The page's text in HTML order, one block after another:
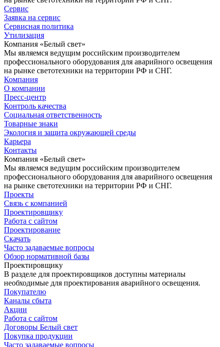
Сервис
Заявка на сервис
Сервисная политика
Утилизация
Компания «Белый свет»
Мы являемся ведущим российским производителем
профессионального оборудования для аварийного освещения
на рынке светотехники на территории РФ и СНГ.
Компания
О компании
Пресс-центр
Контроль качества
Социальная ответственность
Товарные знаки
Экология и защита окружающей среды
Карьера
Контакты
Компания «Белый свет»
Мы являемся ведущим российским производителем
профессионального оборудования для аварийного освещения
на рынке светотехники на территории РФ и СНГ.
Проекты
Связь с компанией
Проектировщику
Работа с сайтом
Проектирование
Скачать
Часто задаваемые вопросы
Обзор нормативной базы
Проектировщику
В разделе для проектировщиков доступны материалы
необходимые для проектирования аварийного освещения.
Покупателю
Каналы сбыта
Акции
Работа с сайтом
Договоры Белый свет
Покупка продукции
Часто задаваемые вопросы